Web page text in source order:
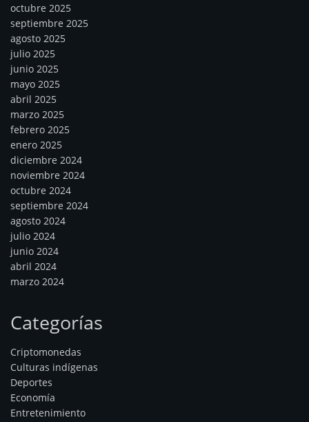
octubre 2025
septiembre 2025
agosto 2025
julio 2025
junio 2025
mayo 2025
abril 2025
marzo 2025
febrero 2025
enero 2025
diciembre 2024
noviembre 2024
octubre 2024
septiembre 2024
agosto 2024
julio 2024
junio 2024
abril 2024
marzo 2024
Categorías
Criptomonedas
Culturas indígenas
Deportes
Economía
Entretenimiento